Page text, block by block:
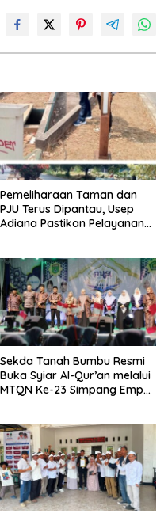
Pemeliharaan Taman dan
PJU Terus Dipantau, Usep
Adiana Pastikan Pelayanan
Sekda Tanah Bumbu Resmi
Buka Syiar Al-Qur’an melalui
MTQN Ke-23 Simpang Empat